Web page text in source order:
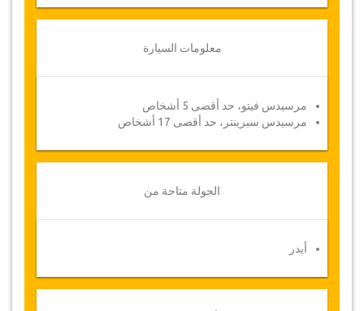
معلومات السيارة
مرسيدس فيتو، حد أقصى 5 أشخاص
مرسيدس سبرينتر، حد أقصى 17 أشخاص
الجولة متاحة من
أيدر